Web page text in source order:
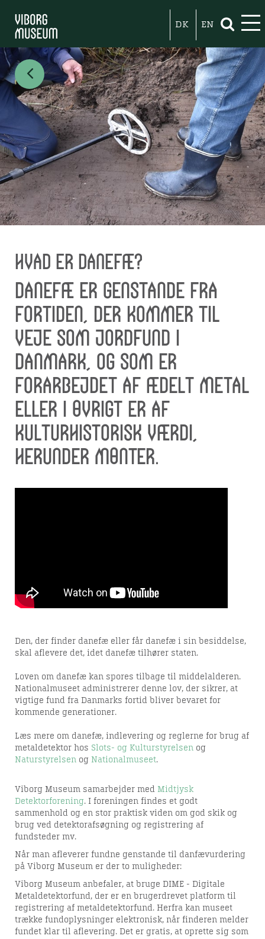
DK EN
Arkæologi
Hvad er danefæ?
Danefæ er genstande fra
fortiden, der kommer til
veje som jordfund i
Danmark, og som er
forarbejdet af ædelt metal
eller i øvrigt er af
kulturhistorisk værdi,
herunder mønter.
Den, der finder danefæ eller får danefæ i sin besiddelse,
skal aflevere det, idet danefæ tilhører staten.
Loven om danefæ kan spores tilbage til middelalderen.
Nationalmuseet administrerer denne lov, der sikrer, at
vigtige fund fra Danmarks fortid bliver bevaret for
kommende generationer.
Læs mere om danefæ, indlevering og reglerne for brug af
metaldetektor hos Slots- og Kulturstyrelsen og
Naturstyrelsen og Nationalmuseet.
Viborg Museum samarbejder med Midtjysk
Detektorforening. I foreningen findes et godt
sammenhold og en stor praktisk viden om god skik og
brug ved detektorafsøgning og registrering af
fundsteder mv.
Når man afleverer fundne genstande til danfævurdering
på Viborg Museum er der to muligheder:
Viborg Museum anbefaler, at bruge DIME - Digitale
Metaldetektorfund, der er en brugerdrevet platform til
registrering af metaldetektorfund. Herfra kan museet
trække fundoplysninger elektronisk, når finderen melder
fundet klar til aflevering. Det er gratis, at oprette sig som